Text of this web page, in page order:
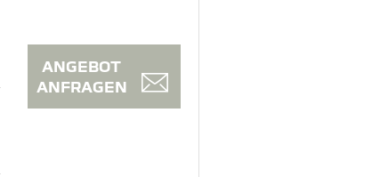
ANGEBOT
ANFRAGEN